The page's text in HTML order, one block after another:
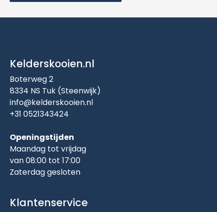
Kelderskooien.nl
Boterweg 2
8334 NS Tuk (Steenwijk)
info@kelderskooien.nl
+31 0521343424
Openingstijden
Maandag tot vrijdag
van 08:00 tot 17:00
Zaterdag gesloten
Klantenservice